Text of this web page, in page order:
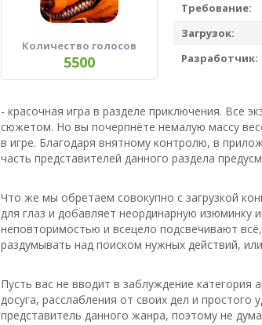
Количество голосов
5500
Требование:
Загрузок:
Разработчик:
- красочная игра в разделе приключения. Все
сюжетом. Но вы почерпнёте немалую массу
в игре. Благодаря внятному контролю, в
часть представителей данного раздела
Что же мы обретаем совокупно с загрузкой
для глаз и добавляет неординарную изюминку
неповторимостью и всецело подсвечивают
раздумывать над поиском нужных действий,
Пусть вас не вводит в заблуждение
досуга, расслабления от своих дел и
представитель данного жанра, поэтому не